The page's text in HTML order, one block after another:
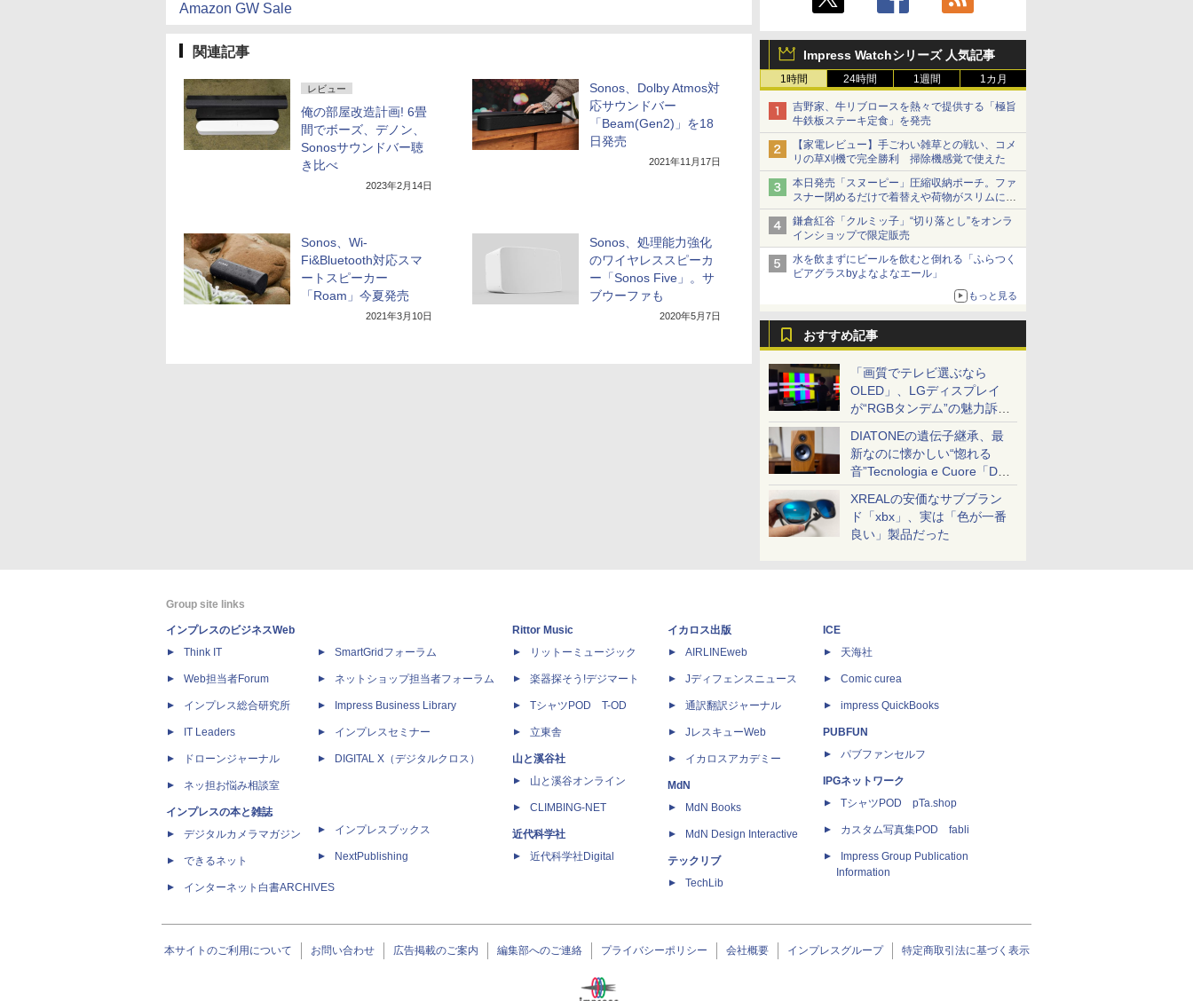
Impress Watchシリーズ 人気記事
1時間 24時間 1週間 1カ月
吉野家、牛リブロースを熱々で提供する「極旨
牛鉄板ステーキ定食」を発売
【家電レビュー】手ごわい雑草との戦い、コメ
リの草刈機で完全勝利 掃除機感覚で使えた
本日発売「スヌーピー」圧縮収納ポーチ。ファ
スナー閉めるだけで着替えや荷物がスリムにま
とまる
鎌倉紅谷「クルミッ子」“切り落とし”をオンラ
インショップで限定販売
水を飲まずにビールを飲むと倒れる「ふらつく
ビアグラスbyよなよなエール」
もっと見る
おすすめ記事
「画質でテレビ選ぶなら
OLED」、LGディスプレイ
が“RGBタンデム”の魅力訴
求。液晶とのガチ比較も
DIATONEの遺伝子継承、最
新なのに懐かしい“惚れる
音”Tecnologia e Cuore「DS-
TC52B」を聴く
XREALの安価なサブブラン
ド「xbx」、実は「色が一番
良い」製品だった
Amazon GW Sale
関連記事
レビュー
俺の部屋改造計画! 6畳
間でボーズ、デノン、
Sonosサウンドバー聴
き比べ
2023年2月14日
Sonos、Dolby Atmos対
応サウンドバー
「Beam(Gen2)」を18
日発売
2021年11月17日
Sonos、Wi-
Fi&Bluetooth対応スマ
ートスピーカー
「Roam」今夏発売
2021年3月10日
Sonos、処理能力強化
のワイヤレススピーカ
ー「Sonos Five」。サ
ブウーファも
2020年5月7日
Group site links
インプレスのビジネスWeb
Think IT
Web担当者Forum
インプレス総合研究所
IT Leaders
ドローンジャーナル
ネッ担お悩み相談室
インプレスの本と雑誌
デジタルカメラマガジン
できるネット
インターネット白書ARCHIVES
SmartGridフォーラム
ネットショップ担当者フォーラム
Impress Business Library
インプレスセミナー
DIGITAL X（デジタルクロス）
インプレスブックス
NextPublishing
Rittor Music
リットーミュージック
楽器探そう!デジマート
TシャツPOD T-OD
立東舎
山と溪谷社
山と溪谷オンライン
CLIMBING-NET
近代科学社
近代科学社Digital
イカロス出版
AIRLINEweb
Jディフェンスニュース
通訳翻訳ジャーナル
JレスキューWeb
イカロスアカデミー
MdN
MdN Books
MdN Design Interactive
テックリブ
TechLib
ICE
天海社
Comic curea
impress QuickBooks
PUBFUN
パブファンセルフ
IPGネットワーク
TシャツPOD pTa.shop
カスタム写真集POD fabli
Impress Group Publication
Information
本サイトのご利用について お問い合わせ 広告掲載のご案内 編集部へのご連絡 プライバシーポリシー 会社概要 インプレスグループ 特定商取引法に基づく表示